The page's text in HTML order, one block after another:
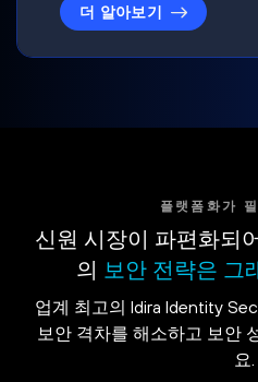
더 알아보기
플랫폼화가
신원 시장이 파편화되
의 보안 전략은 그
업계 최고의 Idira Identity
보안 격차를 해소하고 보안
요.